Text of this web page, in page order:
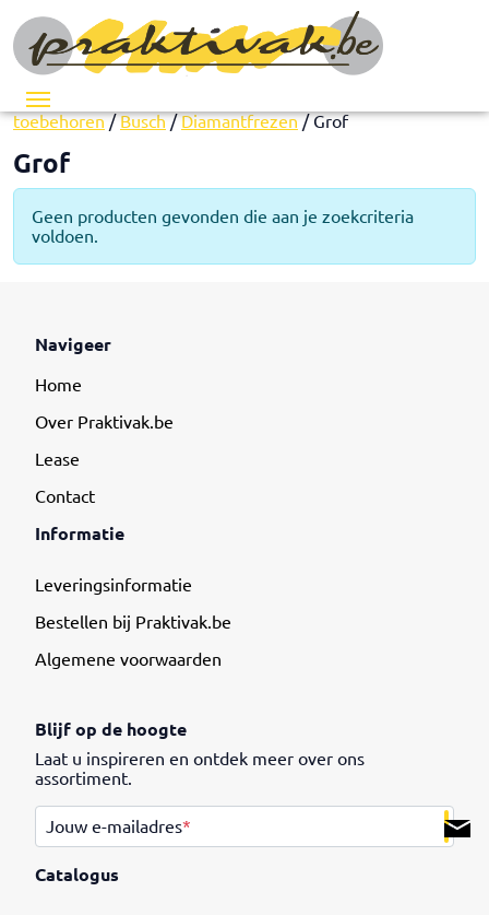
Menu
Home
toebehoren/Busch/Diamantfrezen/ Grof
Grof
Geen producten gevonden die aan je zoekcriteria
voldoen.
Navigeer
Home
Over Praktivak.be
Lease
Contact
Catalogus
Informatie
Leveringsinformatie
Bestellen bij Praktivak.be
Algemene voorwaarden
Blijf op de hoogte
Laat u inspireren en ontdek meer over ons
assortiment.
Jouw e-mailadres* .